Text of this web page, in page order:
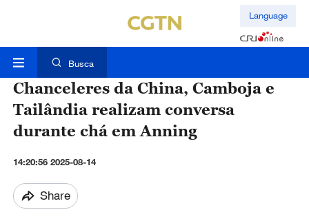
Language
Busca
Chanceleres da China, Camboja e
Tailândia realizam conversa
durante chá em Anning
14:20:56 2025-08-14
Share